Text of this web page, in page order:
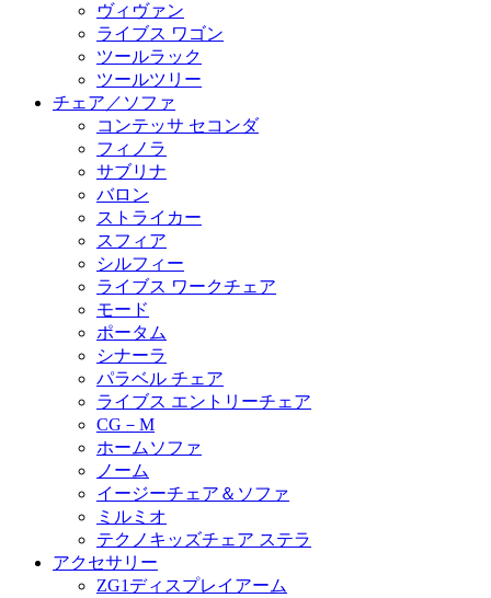
ヴィヴァン
ライブス ワゴン
ツールラック
ツールツリー
チェア／ソファ
コンテッサ セコンダ
フィノラ
サブリナ
バロン
ストライカー
スフィア
シルフィー
ライブス ワークチェア
モード
ポータム
シナーラ
パラベル チェア
ライブス エントリーチェア
CG－M
ホームソファ
ノーム
イージーチェア＆ソファ
ミルミオ
テクノキッズチェア ステラ
アクセサリー
ZG1ディスプレイアーム